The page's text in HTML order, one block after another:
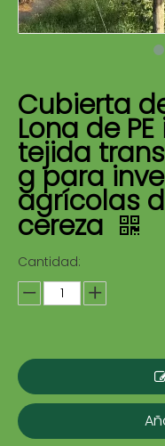
Cubierta
Lona de
tejida
g para
agrícolas
cereza
Cantidad: